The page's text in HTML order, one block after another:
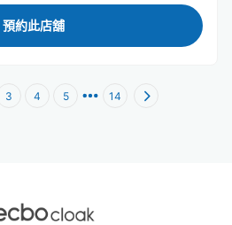
預約此店舖
3 4 5 14
近推薦的寄物櫃